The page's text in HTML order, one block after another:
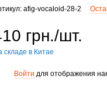
afig-vocaloid-28-2
грн./шт.
складе в Китае
Войти для отображения